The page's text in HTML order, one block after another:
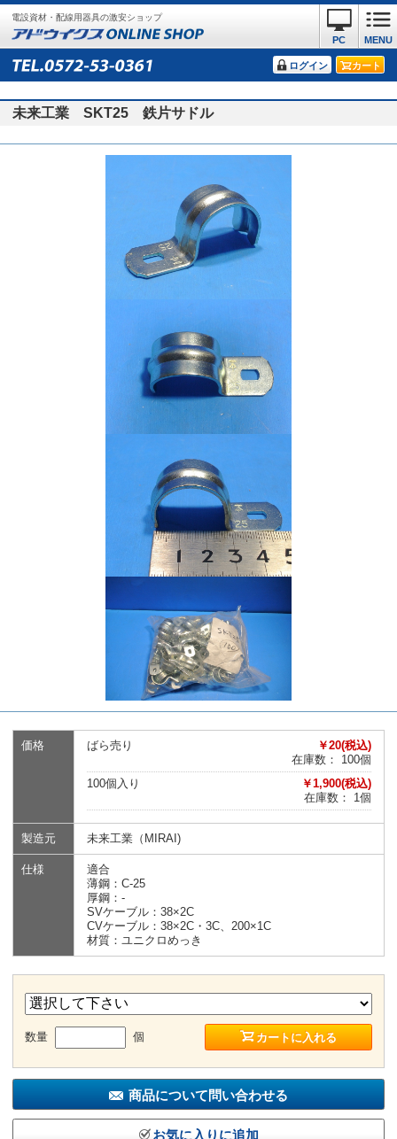
電設資材・配線用器具の激安ショップ
MENU
PC
ログイン カート
未来工業 SKT25 鉄片サドル
価格 ￥20(税込)
ばら売り
在庫数： 100個
￥1,900(税込)
100個入り
在庫数： 1個
製造元 未来工業（MIRAI)
仕様
適合
薄鋼：C-25
厚鋼：-
SVケーブル：38×2C
CVケーブル：38×2C・3C、200×1C
材質：ユニクロめっき
数量 個 カートに入れる
商品について問い合わせる
お気に入りに追加